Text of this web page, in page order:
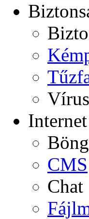
Internet
CMS
Chat